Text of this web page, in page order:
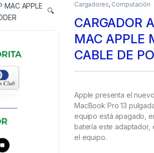
🔍
Cargadores, Computación
CARGADOR
MAC APPLE
CABLE DE
Apple presenta el
MacBook Pro 13
equipo está apagado,
batería este adaptador,
el equipo.